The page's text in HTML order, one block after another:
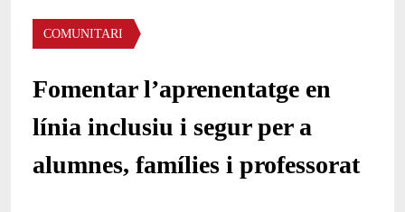
Àmbit de la notícia
COMUNITARI
Fomentar l’aprenentatge en
línia inclusiu i segur per a
alumnes, famílies i professorat